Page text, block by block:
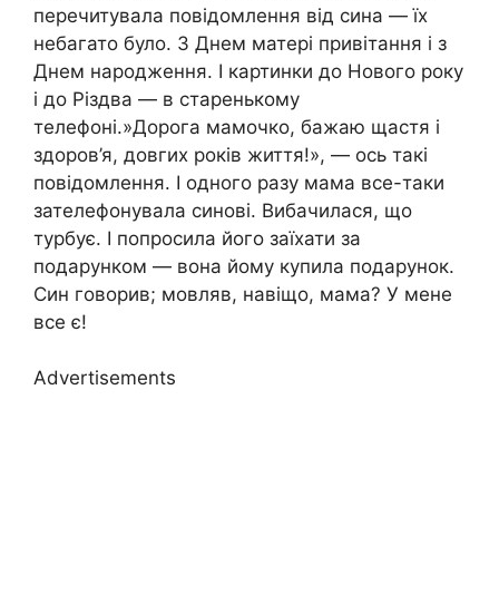
перечитувала повідомлення від сина — їх
небагато було. З Днем матері привітання і з
Днем народження. І картинки до Нового року
і до Різдва — в старенькому
телефоні.»Дорога мамочко, бажаю щастя і
здоров’я, довгих років життя!», — ось такі
повідомлення. І одного разу мама все-таки
зателефонувала синові. Вибачилася, що
турбує. І попросила його заїхати за
подарунком — вона йому купила подарунок.
Син говорив; мовляв, навіщо, мама? У мене
все є!
Advertisements